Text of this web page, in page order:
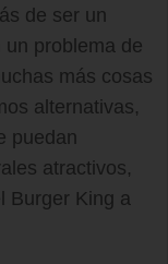
de ser un
problema de
más cosas
alternativas,
puedan
atractivos,
Burger King a